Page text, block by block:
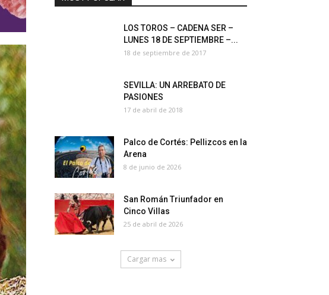
LOS TOROS – CADENA SER –
LUNES 18 DE SEPTIEMBRE –...
18 de septiembre de 2017
SEVILLA: UN ARREBATO DE
PASIONES
17 de abril de 2018
Palco de Cortés: Pellizcos en la
Arena
8 de junio de 2026
San Román Triunfador en
Cinco Villas
25 de abril de 2026
Cargar mas